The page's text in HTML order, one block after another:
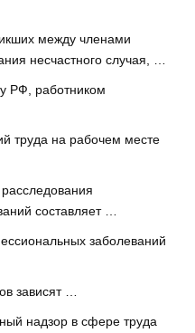
между членами
несчастного случая, …
РФ, работником
труда на рабочем месте
составляет …
заболеваний
зависят …
надзор в сфере труда